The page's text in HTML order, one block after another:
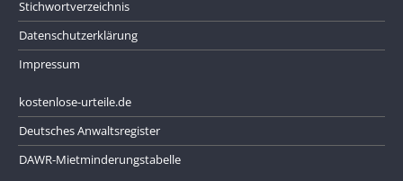
Stichwortverzeichnis
Datenschutzerklärung
Impressum
kostenlose-urteile.de
Deutsches Anwaltsregister
DAWR-Mietminderungstabelle